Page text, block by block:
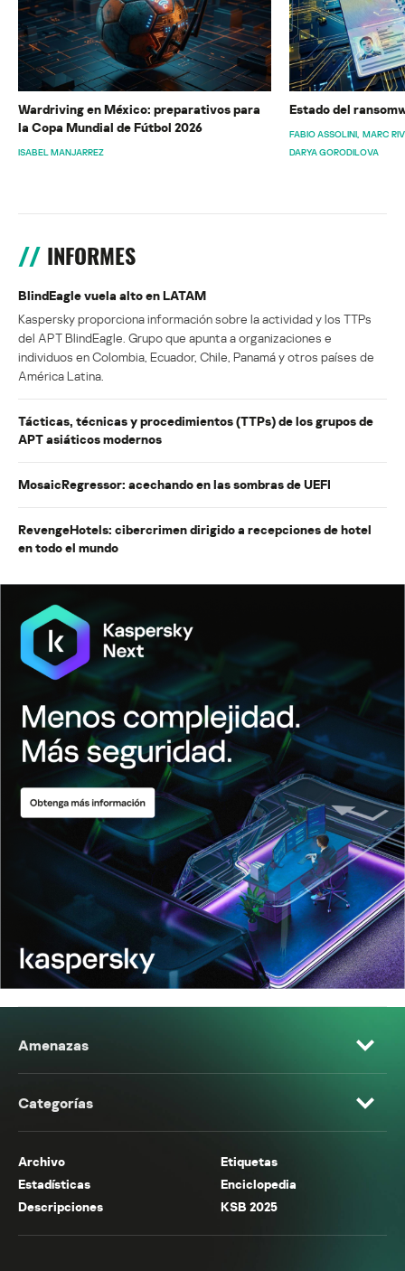
Wardriving en México: preparativos para
la Copa Mundial de Fútbol 2026
ISABEL MANJARREZ
Estado del
FABIO ASSOLINI MARC
DARYA GORODILOVA
INFORMES
BlindEagle vuela alto en LATAM
Kaspersky proporciona información sobre la actividad y los TTPs
del APT BlindEagle. Grupo que apunta a organizaciones e
individuos en Colombia, Ecuador, Chile, Panamá y otros países de
América Latina.
Tácticas, técnicas y procedimientos (TTPs) de los grupos de
APT asiáticos modernos
MosaicRegressor: acechando en las sombras de UEFI
RevengeHotels: cibercrimen dirigido a recepciones de hotel
en todo el mundo
Amenazas
Categorías
Archivo
Etiquetas
Estadísticas
Enciclopedia
Descripciones
KSB 2025